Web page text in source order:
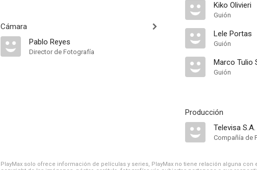
Cámara
Pablo Reyes
Director de Fotografía
Kiko Olivieri
Guión
Lele Portas
Guión
Marco Tulio
Guión
Producción
Televisa
Compañía de
PlayMax solo ofrece información de películas y series, PlayMax no tiene relación alguna